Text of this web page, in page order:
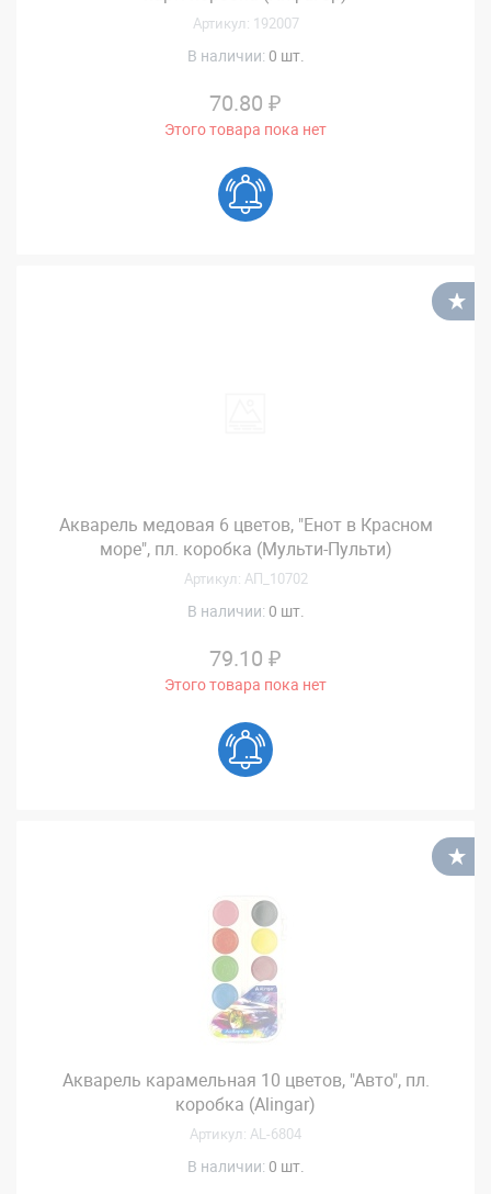
Артикул: 192007
В наличии: 0 шт.
70.80 ₽
Этого товара пока нет
Акварель медовая 6 цветов, "Енот в Красном
море", пл. коробка (Мульти-Пульти)
Артикул: АП_10702
В наличии: 0 шт.
79.10 ₽
Этого товара пока нет
Акварель карамельная 10 цветов, "Авто", пл.
коробка (Alingar)
Артикул: AL-6804
В наличии: 0 шт.